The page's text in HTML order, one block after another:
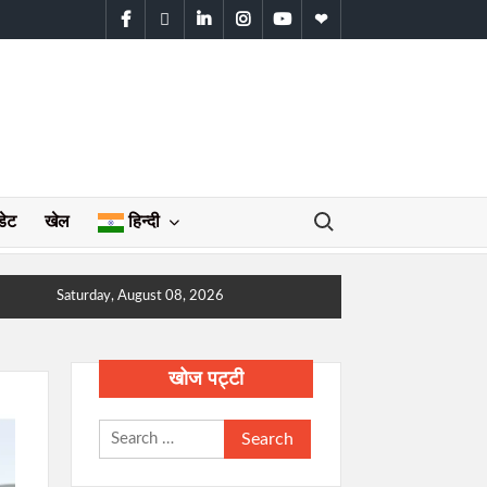
facebooktwitterlinkedininstagramyoutubeWhatsApp
खेल हिन्दी
Search for:
Saturday, August 08, 2026
खोज पट्टी
Search
for: